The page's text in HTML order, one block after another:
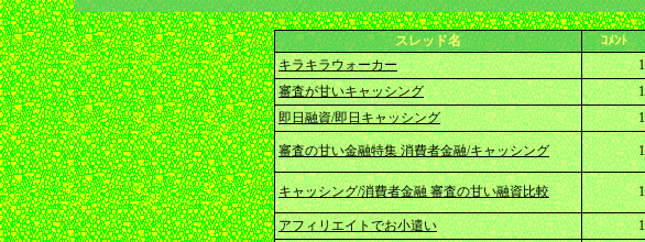
スレッド名 ｺﾒﾝﾄ
キラキラウォーカー
1
審査が甘いキャッシング
1
即日融資/即日キャッシング
1
審査の甘い金融特集 消費者金融/キャッシング 1
キャッシング/消費者金融 審査の甘い融資比較
1
アフィリエイトでお小遣い
1